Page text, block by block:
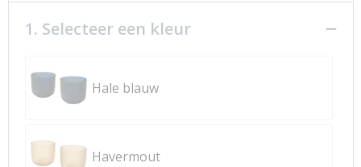
1. Selecteer een kleur
Hale blauw
Havermout